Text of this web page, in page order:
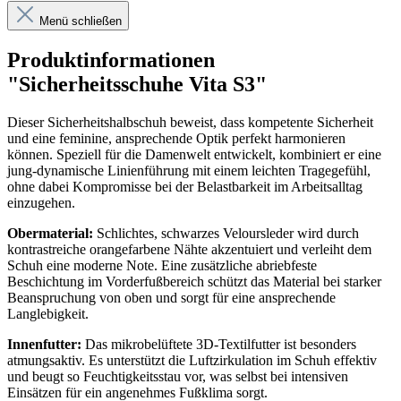
Menü schließen
Produktinformationen
"Sicherheitsschuhe Vita S3"
Dieser Sicherheitshalbschuh beweist, dass kompetente Sicherheit
und eine feminine, ansprechende Optik perfekt harmonieren
können. Speziell für die Damenwelt entwickelt, kombiniert er eine
jung-dynamische Linienführung mit einem leichten Tragegefühl,
ohne dabei Kompromisse bei der Belastbarkeit im Arbeitsalltag
einzugehen.
Obermaterial: Schlichtes, schwarzes Veloursleder wird durch
kontrastreiche orangefarbene Nähte akzentuiert und verleiht dem
Schuh eine moderne Note. Eine zusätzliche abriebfeste
Beschichtung im Vorderfußbereich schützt das Material bei starker
Beanspruchung von oben und sorgt für eine ansprechende
Langlebigkeit.
Innenfutter: Das mikrobelüftete 3D-Textilfutter ist besonders
atmungsaktiv. Es unterstützt die Luftzirkulation im Schuh effektiv
und beugt so Feuchtigkeitsstau vor, was selbst bei intensiven
Einsätzen für ein angenehmes Fußklima sorgt.